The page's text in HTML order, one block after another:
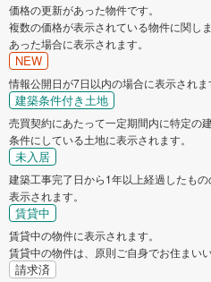
価格の更新があった物件です。
複数の価格が表示されている物件に関し
あった場合に表示されます。
NEW
情報公開日が7日以内の場合に表示されま
建築条件付き土地
売買契約にあたって一定期間内に特定の
条件にしている土地に表示されます。
未入居
建築工事完了日から1年以上経過したも
表示されます。
賃貸中
賃貸中の物件に表示されます。
賃貸中の物件は、原則ご自身でお住まい
請求済